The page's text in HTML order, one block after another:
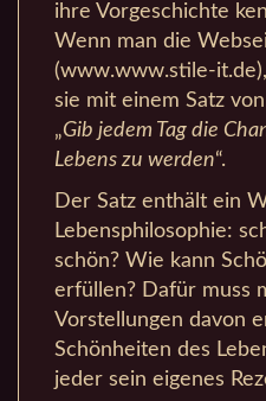
ihre Vorgeschichte
Wenn man die
(www.www.stile-
sie mit einem Satz
„Gib jedem Tag die
Lebens zu werden“.
Der Satz enthält ein
Lebensphilosophie:
schön? Wie kann
erfüllen? Dafür muss
Vorstellungen davon
Schönheiten des
jeder sein eigenes